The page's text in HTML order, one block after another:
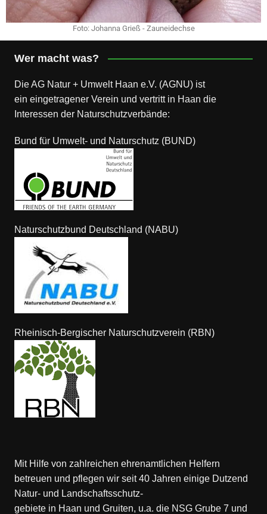
Foto: Johanna Grieß - Zauneidechse
Wer macht was?
Die AG Natur + Umwelt Haan e.V. (AGNU) ist
ein eingetragener Verein und vertritt in Haan die
Interessen der Naturschutzverbände:
Bund für Umwelt- und Naturschutz (BUND)
Naturschutzbund Deutschland (NABU)
Rheinisch-Bergischer Naturschutzverein (RBN)
Mit Hilfe von zahlreichen ehrenamtlichen Helfern
betreuen und pflegen wir seit 40 Jahren einige Dutzend
Natur- und Landschaftsschutz-
gebiete in Haan und Gruiten, u.a. die NSG Grube 7 und